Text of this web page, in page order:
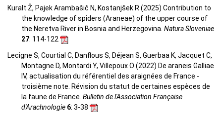
Kuralt Ž, Pajek Arambašič N, Kostanjšek R (2025) Contribution to
the knowledge of spiders (Araneae) of the upper course of
the Neretva River in Bosnia and Herzegovina. Natura Sloveniae
27: 114-122
Lecigne S, Courtial C, Danflous S, Déjean S, Guerbaa K, Jacquet C,
Montagne D, Montardi Y, Villepoux O (2022) De araneis Galliae
IV, actualisation du référentiel des araignées de France -
troisième note. Révision du statut de certaines espèces de
la faune de France. Bulletin de l'Association Française
d'Arachnologie 6: 3-38